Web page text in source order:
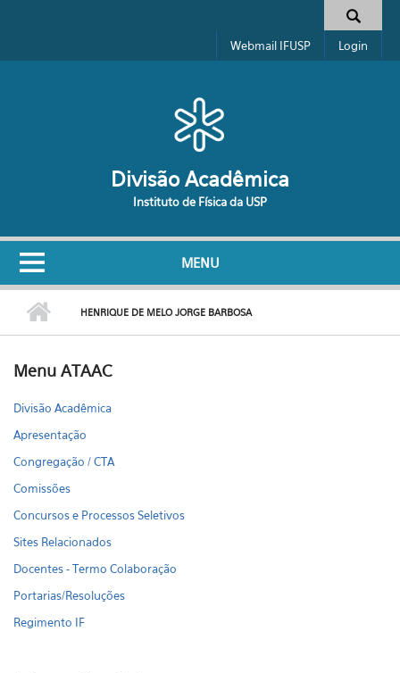
Formulário de busca
Webmail IFUSP Login
Divisão Acadêmica
Instituto de Física da USP
MENU
HENRIQUE DE MELO JORGE BARBOSA
Menu ATAAC
Divisão Acadêmica
Apresentação
Congregação / CTA
Comissões
Concursos e Processos Seletivos
Sites Relacionados
Docentes - Termo Colaboração
Portarias/Resoluções
Regimento IF